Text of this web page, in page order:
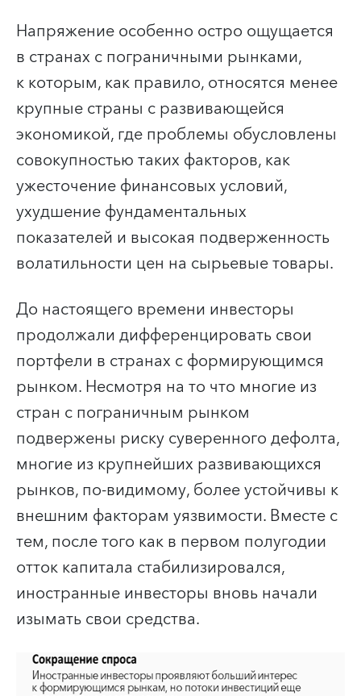
Напряжение особенно остро ощущается
в странах с пограничными рынками,
к которым, как правило, относятся менее
крупные страны с развивающейся
экономикой, где проблемы обусловлены
совокупностью таких факторов, как
ужесточение финансовых условий,
ухудшение фундаментальных
показателей и высокая подверженность
волатильности цен на сырьевые товары.
До настоящего времени инвесторы
продолжали дифференцировать свои
портфели в странах с формирующимся
рынком. Несмотря на то что многие из
стран с пограничным рынком
подвержены риску суверенного дефолта,
многие из крупнейших развивающихся
рынков, по-видимому, более устойчивы к
внешним факторам уязвимости. Вместе с
тем, после того как в первом полугодии
отток капитала стабилизировался,
иностранные инвесторы вновь начали
изымать свои средства.